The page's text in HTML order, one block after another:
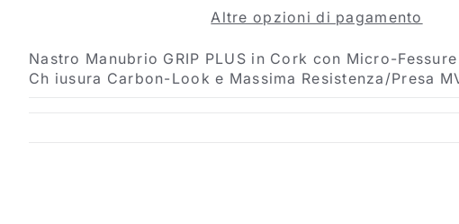
Altre opzioni di pagamento
Nastro Manubrio GRIP PLUS in Cork con Micro-
Ch iusura Carbon-Look e Massima Resistenza/Presa